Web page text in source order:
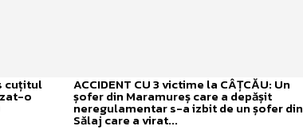
cuțitul
o
ACCIDENT CU 3 victime la CÂȚCĂU: Un
șofer din Maramureș care a depășit
neregulamentar s-a izbit de un șofer din
Sălaj care a virat...